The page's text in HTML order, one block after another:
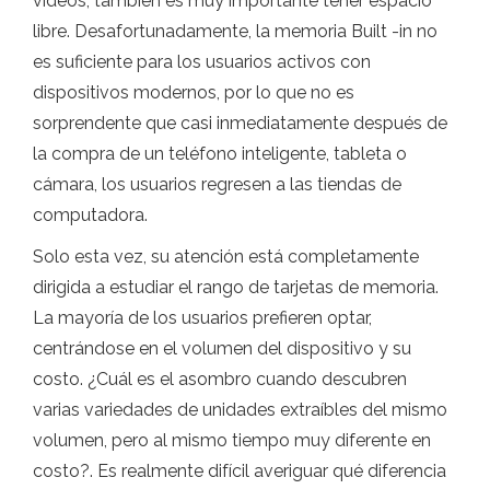
libre. Desafortunadamente, la memoria Built -in no
es suficiente para los usuarios activos con
dispositivos modernos, por lo que no es
sorprendente que casi inmediatamente después de
la compra de un teléfono inteligente, tableta o
cámara, los usuarios regresen a las tiendas de
computadora.
Solo esta vez, su atención está completamente
dirigida a estudiar el rango de tarjetas de memoria.
La mayoría de los usuarios prefieren optar,
centrándose en el volumen del dispositivo y su
costo. ¿Cuál es el asombro cuando descubren
varias variedades de unidades extraíbles del mismo
volumen, pero al mismo tiempo muy diferente en
costo?. Es realmente difícil averiguar qué diferencia